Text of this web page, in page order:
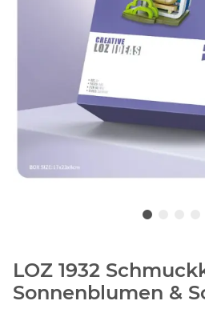
LOZ 1932
Sonnenblumen &